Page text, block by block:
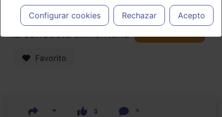
profesionales facultados prescribir medicamentos y decidir, en
cada caso concreto, el tratamiento más adecuado a las
necesidades del paciente.
Configurar cookies Rechazar Acepto
Actualidad y Artículos|Trastornos de
la conducta alimentaria
Favorito
3 2